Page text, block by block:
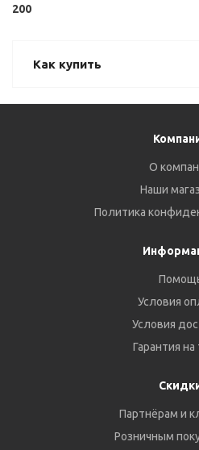
200
Как купить
О
Наши
Политика
Условия
Условия
Гарантия на
Партнёрам и
Розничным